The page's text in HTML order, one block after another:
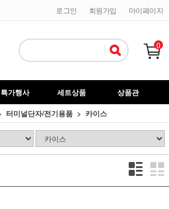
마이페이지
회원가입
로그인
0
특가행사 세트상품
상품관
터미널단자/전기용품 카이스